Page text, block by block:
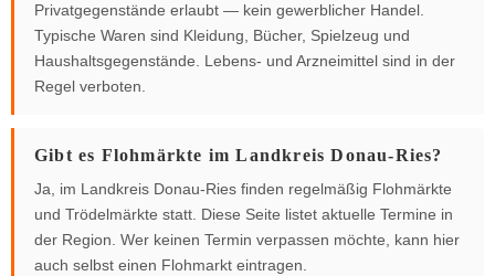
Privatgegenstände erlaubt — kein gewerblicher Handel.
Typische Waren sind Kleidung, Bücher, Spielzeug und
Haushaltsgegenstände. Lebens- und Arzneimittel sind in der
Regel verboten.
Gibt es Flohmärkte im Landkreis Donau-Ries?
Ja, im Landkreis Donau-Ries finden regelmäßig Flohmärkte
und Trödelmärkte statt. Diese Seite listet aktuelle Termine in
der Region. Wer keinen Termin verpassen möchte, kann hier
auch selbst einen Flohmarkt eintragen.